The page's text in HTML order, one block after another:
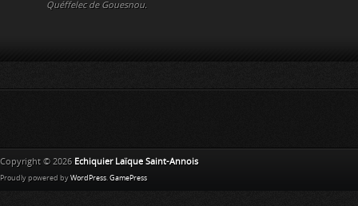
Quéffelec de Gouesnou.
Copyright © 2026 Echiquier Laïque Saint-Annois
Proudly powered by WordPress. GamePress